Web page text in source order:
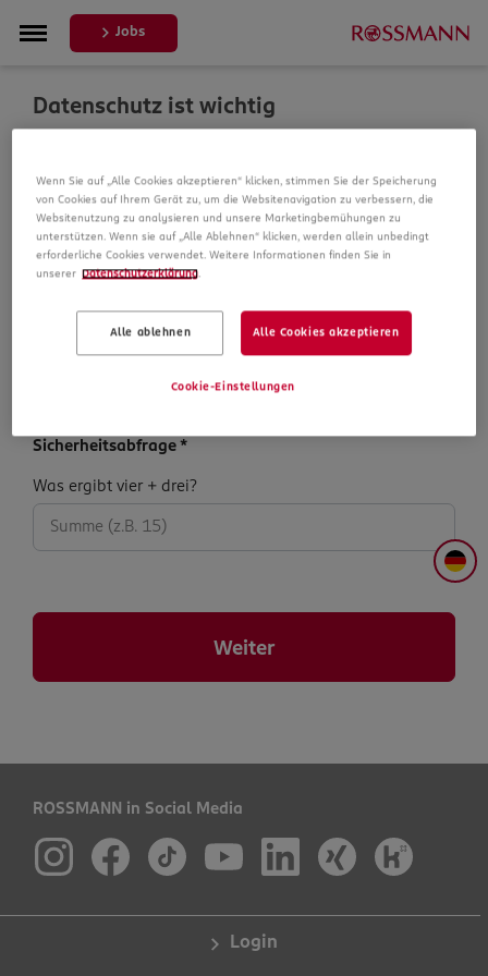
DE
Jobs
Datenschutz ist wichtig
verarbeiten wir Daten von Ihnen. In unseren
Datenschutzbestimmungen informieren wir Sie über die
Datenspeicherung und Ihre Rechte, bevor Sie mit Ihrer
Bewerbung fortfahren.
Datenschutz­hinweise
Datenschutzhinweise
Sicherheits­abfrage *
Sicherheits­
abfrage:
Was ergibt vier + drei?
Weiter
ROSSMANN in Social Media
Login
Wenn Sie auf „Alle Cookies akzeptieren“ klicken, stimmen Sie der Speicherung
von Cookies auf Ihrem Gerät zu, um die Websitenavigation zu verbessern, die
Websitenutzung zu analysieren und unsere Marketingbemühungen zu
unterstützen. Wenn sie auf „Alle Ablehnen“ klicken, werden allein unbedingt
erforderliche Cookies verwendet. Weitere Informationen finden Sie in
unserer Datenschutzerklärung
Alle ablehnen Alle Cookies akzeptieren
Cookie-Einstellungen